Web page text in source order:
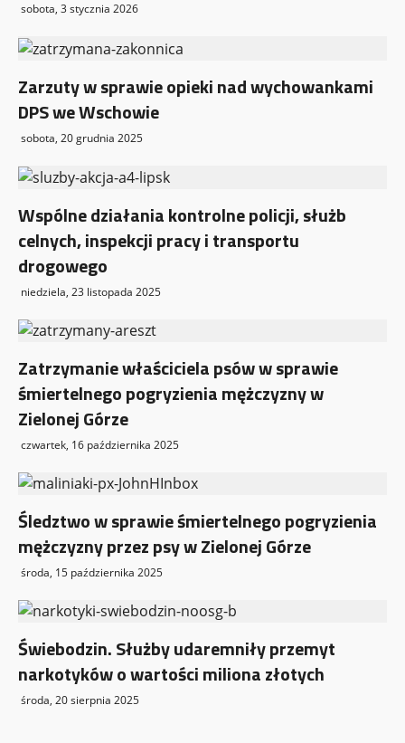
sobota, 3 stycznia 2026
Zarzuty w sprawie opieki nad wychowankami
DPS we Wschowie
sobota, 20 grudnia 2025
Wspólne działania kontrolne policji, służb
celnych, inspekcji pracy i transportu
drogowego
niedziela, 23 listopada 2025
Zatrzymanie właściciela psów w sprawie
śmiertelnego pogryzienia mężczyzny w
Zielonej Górze
czwartek, 16 października 2025
Śledztwo w sprawie śmiertelnego pogryzienia
mężczyzny przez psy w Zielonej Górze
środa, 15 października 2025
Świebodzin. Służby udaremniły przemyt
narkotyków o wartości miliona złotych
środa, 20 sierpnia 2025